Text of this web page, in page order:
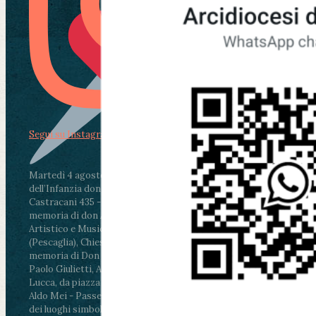
Martedì 4 agosto2026
ore 11:30 - Lucca, Scuola
dell’Infanzia don Aldo Mei - Viale Castruccio
Castracani 435 - Inaugurazione murales in
memoria di don Aldo Mei curato dal Liceo
Artistico e Musicale “Passaglia”
ore 18 - Fiano
(Pescaglia), Chiesa parrocchiale - Messa in
memoria di Don Aldo Mei celebrata da mons.
Paolo Giulietti, Arcivescovo di Lucca
ore 20.30 -
Lucca, da piazza San Michele al Cippo di don
Aldo Mei - Passeggiata della Memoria in alcuni
dei luoghi simbolo della città. Ritrovo alle ore
Segui su Instagram